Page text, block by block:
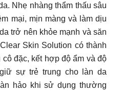
Nhẹ nhàng thẩm thấu sâu
mại, mịn màng và làm dịu
trở nên khỏe mạnh và săn
Skin Solution có thành
đặc, kết hợp độ ẩm và độ
sự trẻ trung cho làn da
hảo khi sử dụng thường